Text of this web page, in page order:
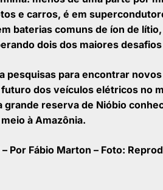
e carros, é em
baterias comuns de íon de
dois dos maiores
pesquisas para encontrar
dos veículos elétricos no
reserva de Nióbio
à Amazônia.
Por Fábio Marton – Foto: